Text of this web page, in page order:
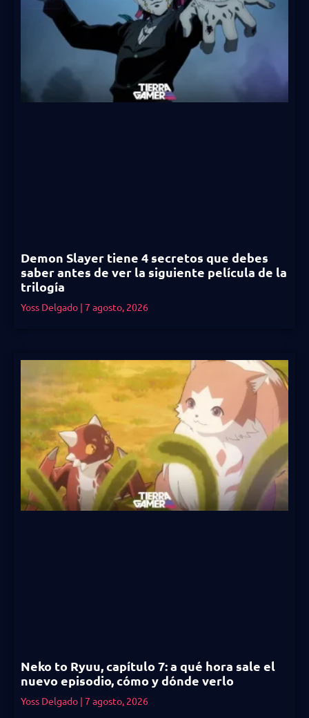
Demon Slayer tiene 4 secretos que debes
saber antes de ver la siguiente película de la
trilogía
Yoss Delgado 7 agosto, 2026
Neko to Ryuu, capítulo 7: a qué hora sale el
nuevo episodio, cómo y dónde verlo
Yoss Delgado 7 agosto, 2026